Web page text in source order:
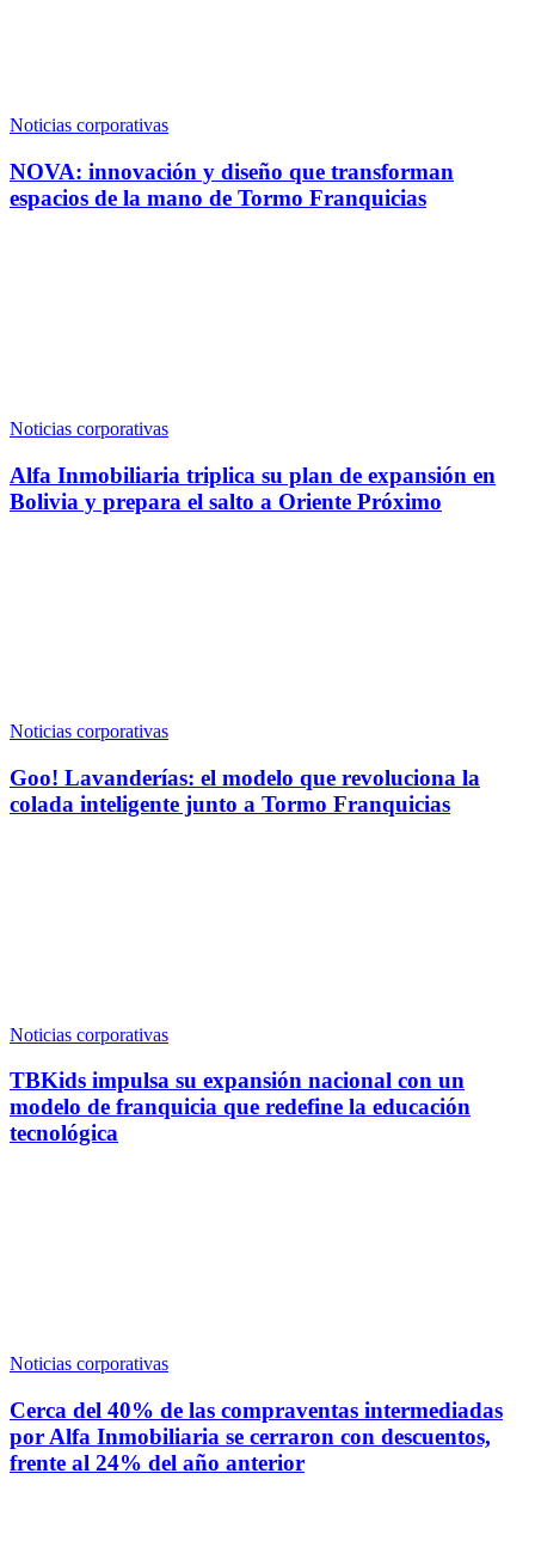
Noticias corporativas
NOVA: innovación y diseño que transforman
espacios de la mano de Tormo Franquicias
Noticias corporativas
Alfa Inmobiliaria triplica su plan de expansión en
Bolivia y prepara el salto a Oriente Próximo
Noticias corporativas
Goo! Lavanderías: el modelo que revoluciona la
colada inteligente junto a Tormo Franquicias
Noticias corporativas
TBKids impulsa su expansión nacional con un
modelo de franquicia que redefine la educación
tecnológica
Noticias corporativas
Cerca del 40% de las compraventas intermediadas
por Alfa Inmobiliaria se cerraron con descuentos,
frente al 24% del año anterior